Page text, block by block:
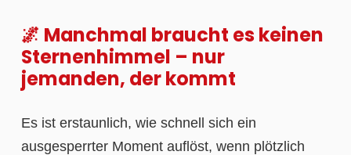
🌌 Manchmal braucht es keinen
Sternenhimmel – nur
jemanden, der kommt
Es ist erstaunlich, wie schnell sich ein
ausgesperrter Moment auflöst, wenn plötzlich